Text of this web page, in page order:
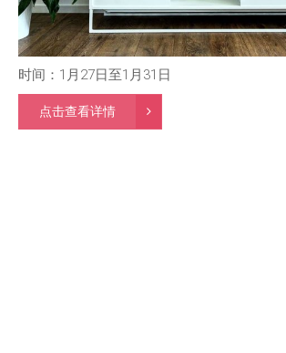
时间：1月27日至1月31日
点击查看详情